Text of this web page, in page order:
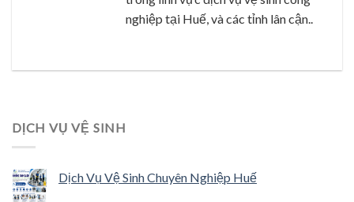
nghiệp tại Huế, và các tỉnh lân cận..
DỊCH VỤ VỆ SINH
Dịch Vụ Vệ Sinh Chuyên Nghiệp Huế